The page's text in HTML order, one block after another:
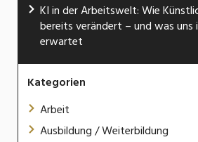
KI in der Arbeitswelt: Wie
bereits verändert – und was uns
erwartet
Kategorien
Arbeit
Ausbildung / Weiterbildung